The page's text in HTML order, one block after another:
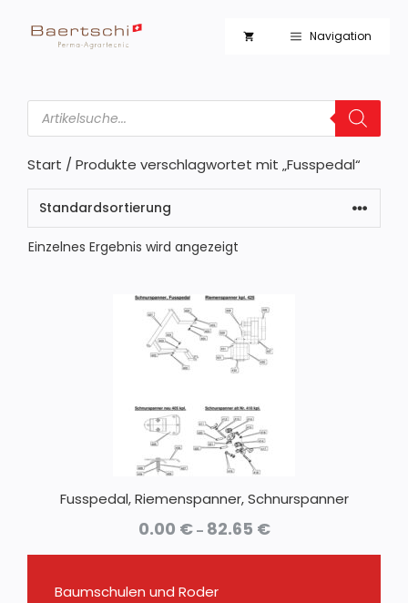
Inhalt
Navigation
Products
search
Start / Produkte verschlagwortet mit „Fusspedal“
Einzelnes Ergebnis wird angezeigt
Fusspedal, Riemenspanner, Schnurspanner
0.00 € – 82.65 €Preisspanne:
bis
Baumschulen und Roder